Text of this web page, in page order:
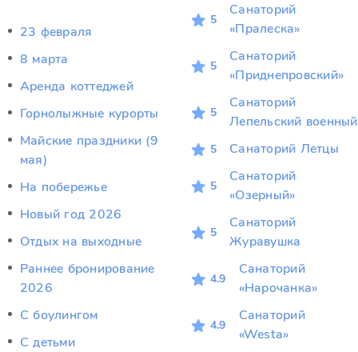
23 февраля
8 марта
Аренда коттеджей
Горнолыжные курорты
Майские праздники (9
мая)
На побережье
Новый год 2026
Отдых на выходные
Раннее бронирование
2026
С боулингом
С детьми
5
Санаторий
«Пралеска»
5
Санаторий
«Приднепровский»
5
Санаторий
Лепельский военный
5 Санаторий Летцы
5
Санаторий
«Озерный»
5
Санаторий
Журавушка
4.9
Санаторий
«Нарочанка»
4.9
Санаторий
«Westa»